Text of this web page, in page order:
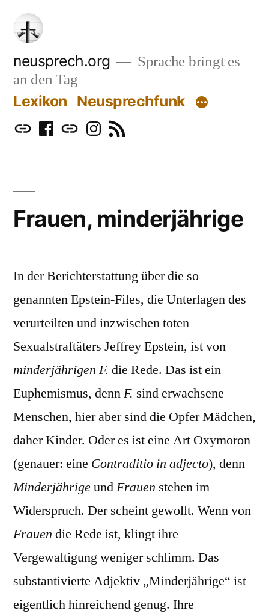
Zum
Inhalt
springen
neusprech.org
Sprache bringt es
an den Tag
Lexikon Neusprechfunk
MastodonFacebook
BlueskyInstagram
RSS
Frauen, minderjährige
In der Berichterstattung über die so
genannten Epstein-Files, die Unterlagen des
verurteilten und inzwischen toten
Sexualstraftäters Jeffrey Epstein, ist von
minderjährigen F. die Rede. Das ist ein
Euphemismus, dennF. sind erwachsene
Menschen, hier aber sind die Opfer Mädchen,
daher Kinder. Oder es ist eine Art Oxymoron
(genauer: eine Contraditio in adjecto), denn
MinderjährigeundFrauen stehen im
Widerspruch. Der scheint gewollt. Wenn von
Frauen die Rede ist, klingt ihre
Vergewaltigung weniger schlimm. Das
substantivierte Adjektiv „Minderjährige“ ist
eigentlich hinreichend genug. Ihre